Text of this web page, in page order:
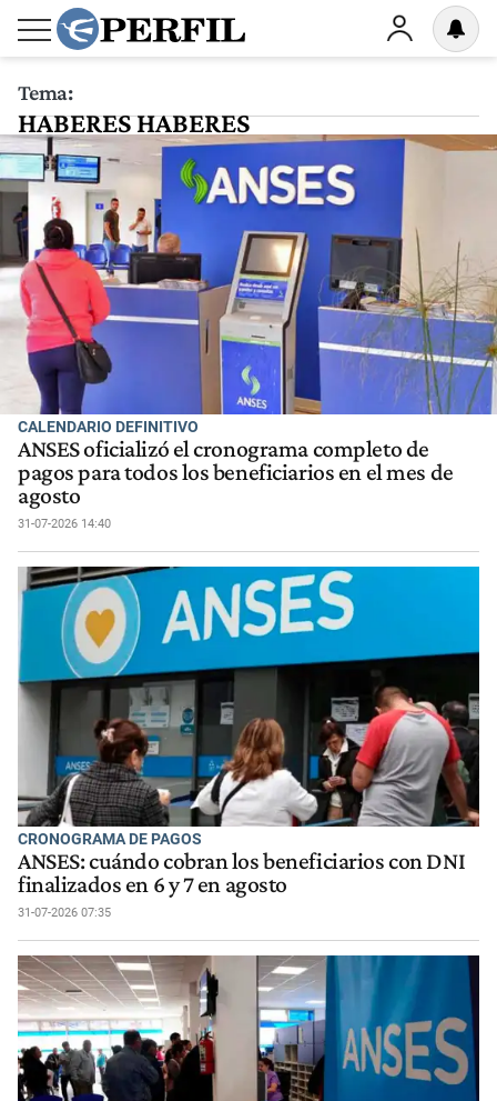
Tema:
HABERES HABERES
CALENDARIO DEFINITIVO
ANSES oficializó el cronograma completo de
pagos para todos los beneficiarios en el mes de
agosto
31-07-2026 14:40
CRONOGRAMA DE PAGOS
ANSES: cuándo cobran los beneficiarios con DNI
finalizados en 6 y 7 en agosto
31-07-2026 07:35